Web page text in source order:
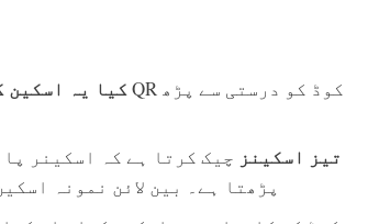
کیا یہ اسکین
5 تیز اسکینز چیک کرتا ہے کہ اسکینر
پڑھتا ہے۔ بین لائن نمونہ